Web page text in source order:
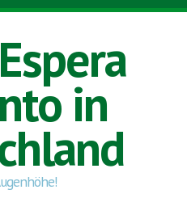
Espera
nto in